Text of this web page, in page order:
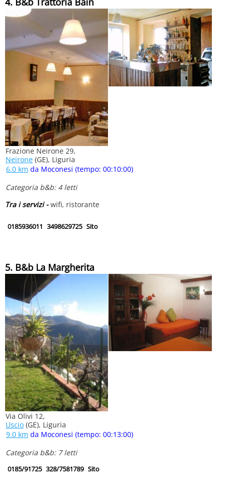
Frazione Neirone 29,
Neirone (GE), Liguria
6.0 km da Moconesi (tempo: 00:10:00)
Categoria b&b: 4 letti
Tra i servizi -wifi, ristorante
0185936011 3498629725 Sito
5. B&b La Margherita
Via Olivi 12,
Uscio (GE), Liguria
9.0 km da Moconesi (tempo: 00:13:00)
Categoria b&b: 7 letti
0185/91725 328/7581789 Sito